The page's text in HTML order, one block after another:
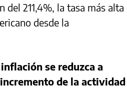
211,4%, la tasa más alta
desde la
se reduzca a
de la actividad